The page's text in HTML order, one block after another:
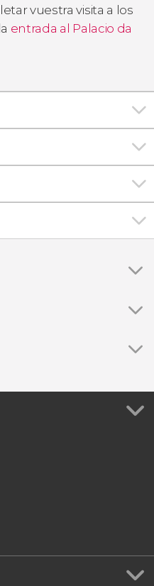
vuestra visita a los
entrada al Palacio da
de Queluz y sus
Mitos y